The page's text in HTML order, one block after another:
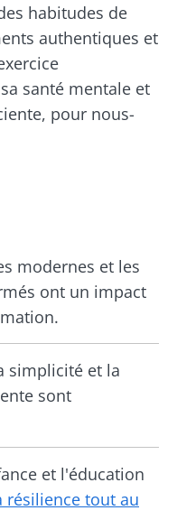
habitudes de
authentiques et
santé mentale et
pour nous-
modernes et les
ont un impact
simplicité et la
sont
et l'éducation
résilience tout au